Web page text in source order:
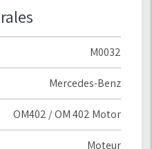
M0032
Mercedes-Benz
OM402 / OM 402 Motor
Moteur